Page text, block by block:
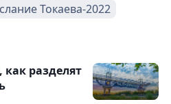
Токаева-2022
как разделят